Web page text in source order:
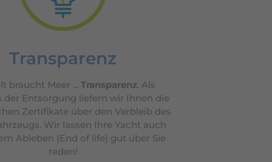
Transparenz
braucht Meer ...Transparenz. Als
der Entsorgung liefern wir Ihnen die
Zertifikate über den Verbleib des
Wir lassen Ihre Yacht auch
Ableben (End of life) gut über Sie
reden!